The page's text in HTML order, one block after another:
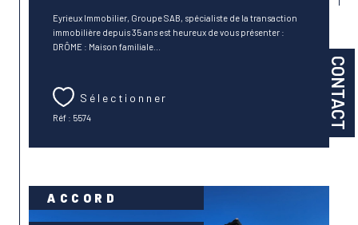
CONTACT
Eyrieux Immobilier, Groupe SAB, spécialiste de la transaction
immobilière depuis 35 ans est heureux de vous présenter :
DRÔME : Maison familiale...
Sélectionner
Réf : 5574
ACCORD